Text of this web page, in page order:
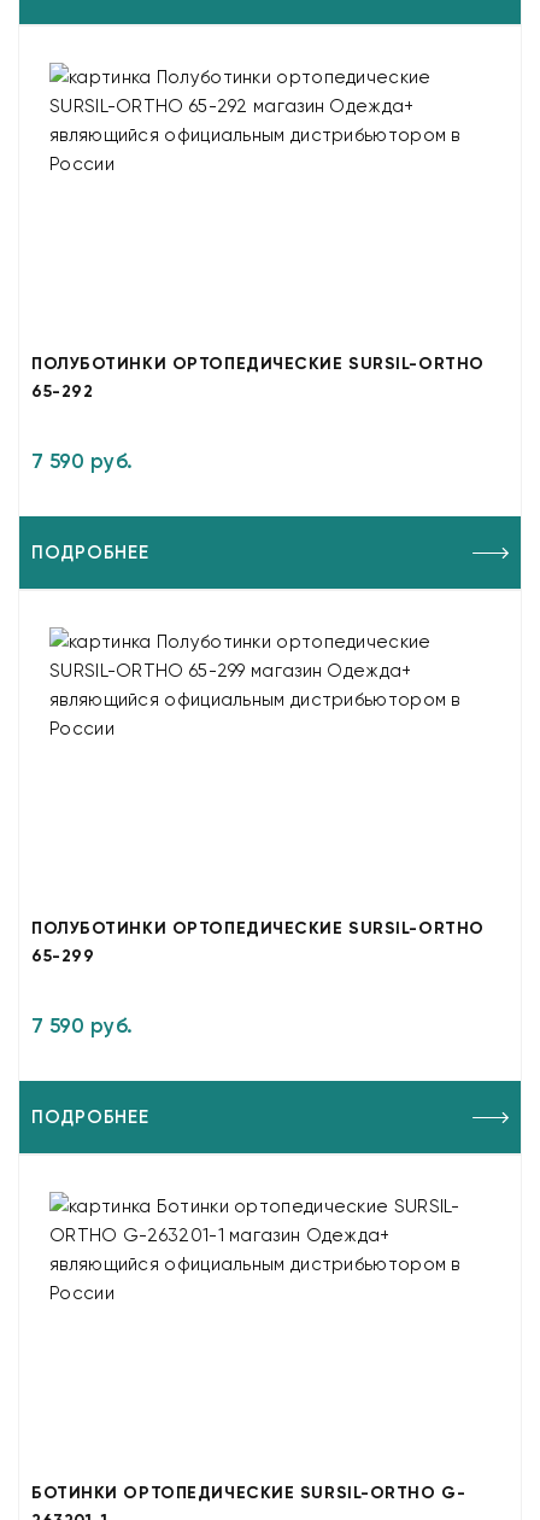
ПОЛУБОТИНКИ ОРТОПЕДИЧЕСКИЕ SURSIL-ORTHO
65-292
7 590 руб.
ПОДРОБНЕЕ
ПОЛУБОТИНКИ ОРТОПЕДИЧЕСКИЕ SURSIL-ORTHO
65-299
7 590 руб.
ПОДРОБНЕЕ
БОТИНКИ ОРТОПЕДИЧЕСКИЕ SURSIL-ORTHO G-